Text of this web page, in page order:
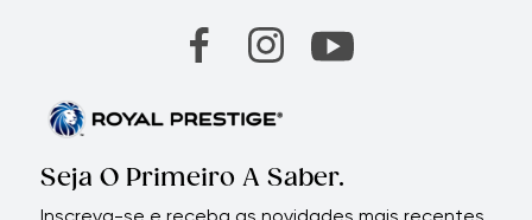
Seja O Primeiro A Saber.